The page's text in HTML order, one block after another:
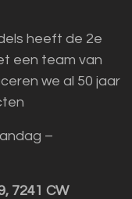
heeft de 2e
een team van
we al 50 jaar
–
7241 CW